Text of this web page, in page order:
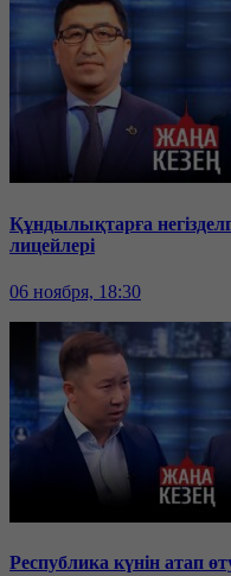
Құндылықтарға
лицейлері
06 ноября, 18:30
Республика күнін атап